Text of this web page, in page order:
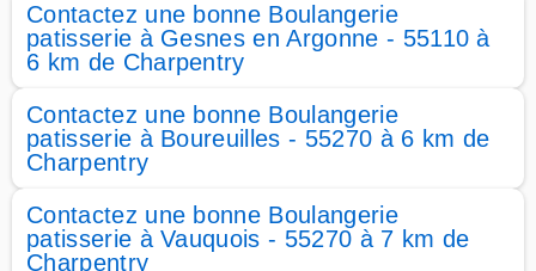
Contactez une bonne Boulangerie
patisserie à Gesnes en Argonne - 55110 à
6 km de Charpentry
Contactez une bonne Boulangerie
patisserie à Boureuilles - 55270 à 6 km de
Charpentry
Contactez une bonne Boulangerie
patisserie à Vauquois - 55270 à 7 km de
Charpentry